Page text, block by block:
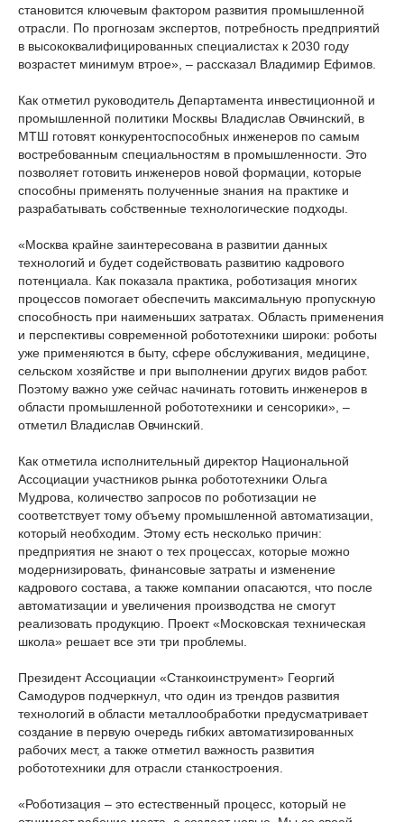
становится ключевым фактором развития промышленной
отрасли. По прогнозам экспертов, потребность предприятий
в высококвалифицированных специалистах к 2030 году
возрастет минимум втрое», – рассказал Владимир Ефимов.
Как отметил руководитель Департамента инвестиционной и
промышленной политики Москвы Владислав Овчинский, в
МТШ готовят конкурентоспособных инженеров по самым
востребованным специальностям в промышленности. Это
позволяет готовить инженеров новой формации, которые
способны применять полученные знания на практике и
разрабатывать собственные технологические подходы.
«Москва крайне заинтересована в развитии данных
технологий и будет содействовать развитию кадрового
потенциала. Как показала практика, роботизация многих
процессов помогает обеспечить максимальную пропускную
способность при наименьших затратах. Область применения
и перспективы современной робототехники широки: роботы
уже применяются в быту, сфере обслуживания, медицине,
сельском хозяйстве и при выполнении других видов работ.
Поэтому важно уже сейчас начинать готовить инженеров в
области промышленной робототехники и сенсорики», –
отметил Владислав Овчинский.
Как отметила исполнительный директор Национальной
Ассоциации участников рынка робототехники Ольга
Мудрова, количество запросов по роботизации не
соответствует тому объему промышленной автоматизации,
который необходим. Этому есть несколько причин:
предприятия не знают о тех процессах, которые можно
модернизировать, финансовые затраты и изменение
кадрового состава, а также компании опасаются, что после
автоматизации и увеличения производства не смогут
реализовать продукцию. Проект «Московская техническая
школа» решает все эти три проблемы.
Президент Ассоциации «Станкоинструмент» Георгий
Самодуров подчеркнул, что один из трендов развития
технологий в области металлообработки предусматривает
создание в первую очередь гибких автоматизированных
рабочих мест, а также отметил важность развития
робототехники для отрасли станкостроения.
«Роботизация – это естественный процесс, который не